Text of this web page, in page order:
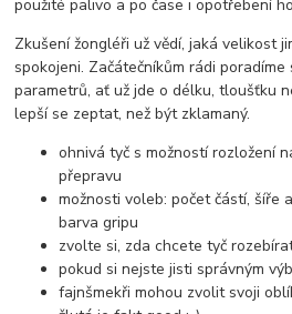
použité palivo a po čase i opotřebení
Zkušení žongléři už vědí, jaká velikost
spokojeni. Začátečníkům rádi poradíme
parametrů, ať už jde o délku, tloušťku
lepší se zeptat, než být zklamaný.
ohnivá tyč s možností rozložení
přepravu
možnosti voleb: počet částí, šíře
barva gripu
zvolte si, zda chcete tyč
pokud si nejste jisti správným
fajnšmekři mohou zvolit svoji